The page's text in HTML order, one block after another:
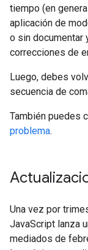
tiempo (en
aplicación de
o sin documentar
correcciones de
Luego, debes
secuencia de
También puedes
problema.
Una vez por
JavaScript lanza
mediados de